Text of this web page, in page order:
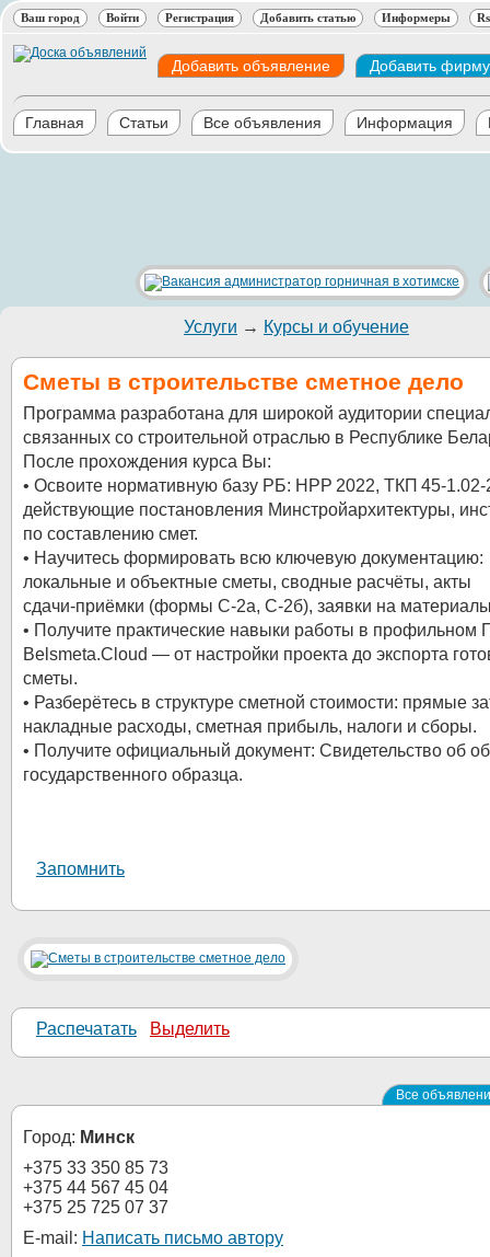
Ваш город Войти Регистрация Добавить статью Информеры
Добавить объявление Добавить фирму
Главная Статьи Все объявления Информация
Услуги → Курсы и обучение
Сметы в строительстве сметное дело
Программа разработана для широкой аудитории
связанных со строительной отраслью в Республике
После прохождения курса Вы:
• Освоите нормативную базу РБ: НРР 2022, ТКП
действующие постановления Минстройархитектуры,
по составлению смет.
• Научитесь формировать всю ключевую документацию:
локальные и объектные сметы, сводные расчёты, акты
сдачи‑приёмки (формы С‑2а, С‑2б), заявки на
• Получите практические навыки работы в профильном
Belsmeta.Cloud — от настройки проекта до экспорта
сметы.
• Разберётесь в структуре сметной стоимости: прямые
накладные расходы, сметная прибыль, налоги и сборы.
• Получите официальный документ: Свидетельство об
государственного образца.
Запомнить
Распечатать Выделить
Все
Город: Минск
+375 33 350 85 73
+375 44 567 45 04
+375 25 725 07 37
E-mail: Написать письмо автору